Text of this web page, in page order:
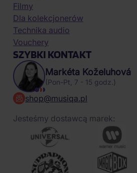
Filmy
Dla kolekcjonerów
Technika audio
Vouchery
SZYBKI KONTAKT
Markéta Koželuhová
(Pon-Pt, 7 - 15 godz.)
shop@musiqa.pl
Jesteśmy dostawcą marek: